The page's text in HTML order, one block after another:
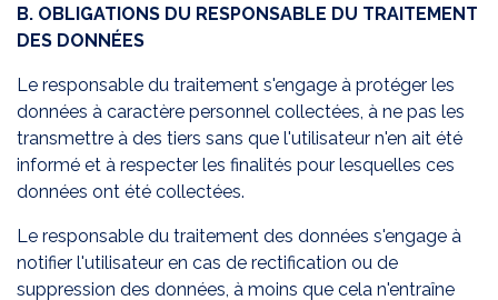
B. OBLIGATIONS DU RESPONSABLE DU TRAITEMENT
DES DONNÉES
Le responsable du traitement s'engage à protéger les
données à caractère personnel collectées, à ne pas les
transmettre à des tiers sans que l'utilisateur n'en ait été
informé et à respecter les finalités pour lesquelles ces
données ont été collectées.
Le responsable du traitement des données s'engage à
notifier l'utilisateur en cas de rectification ou de
suppression des données, à moins que cela n'entraîne